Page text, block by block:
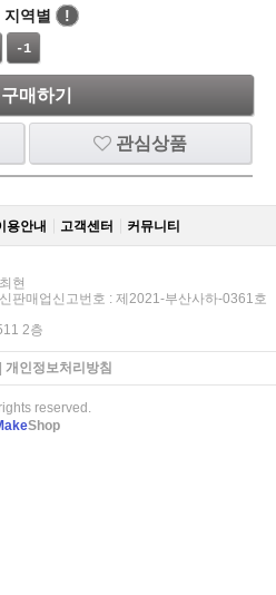
지역별
!
-1
구매하기
관심상품
용안내 고객센터 커뮤니티
현
판매업신고번호 : 제2021-부산사하-0361호
2층
개인정보처리방침
reserved.
Shop